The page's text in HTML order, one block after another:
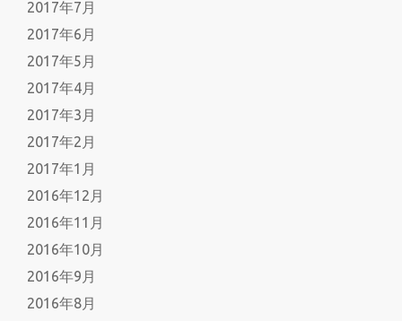
2017年7月
2017年6月
2017年5月
2017年4月
2017年3月
2017年2月
2017年1月
2016年12月
2016年11月
2016年10月
2016年9月
2016年8月